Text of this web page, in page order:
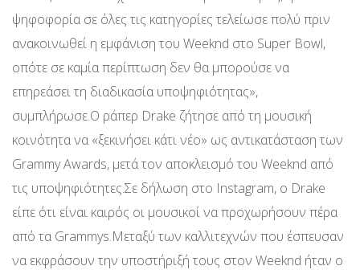
ψηφοφορία σε όλες τις κατηγορίες τελείωσε πολύ πριν
ανακοινωθεί η εμφάνιση του Weeknd στο Super Bowl,
οπότε σε καμία περίπτωση δεν θα μπορούσε να
επηρεάσει τη διαδικασία υποψηφιότητας»,
συμπλήρωσε.Ο ράπερ Drake ζήτησε από τη μουσική
κοινότητα να «ξεκινήσει κάτι νέο» ως αντικατάσταση των
Grammy Awards, μετά τον αποκλεισμό του Weeknd από
τις υποψηφιότητες.Σε δήλωση στο Instagram, ο Drake
είπε ότι είναι καιρός οι μουσικοί να προχωρήσουν πέρα
από τα Grammys.Μεταξύ των καλλιτεχνών που έσπευσαν
να εκφράσουν την υποστήριξή τους στον Weeknd ήταν ο